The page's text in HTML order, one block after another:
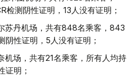
检测阴性证明，13人没有证明；
苏丹机场，共有848名乘客，843
阴性证明，5人没有证明；
机场，共有21名乘客，所有人均持
证明；